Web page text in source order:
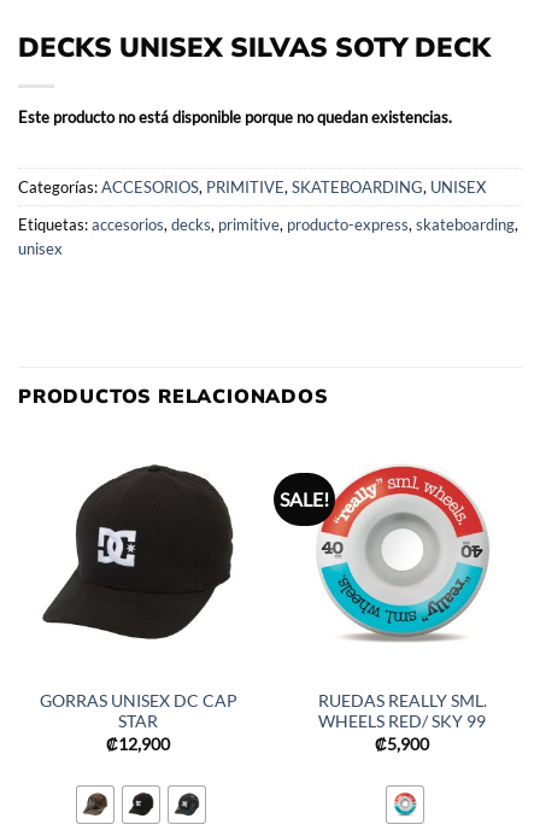
DECKS UNISEX SILVAS SOTY DECK
Este producto no está disponible porque no quedan existencias.
Categorías:ACCESORIOS, PRIMITIVE, SKATEBOARDING, UNISEX
Etiquetas:accesorios, decks, primitive, producto-express, skateboarding,
unisex
PRODUCTOS RELACIONADOS
GORRAS UNISEX DC CAP
STAR
₡12,900
SALE!
RUEDAS REALLY SML.
WHEELS RED/ SKY 99
₡5,900